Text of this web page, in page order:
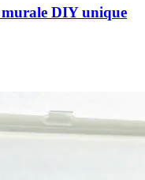
DIY unique